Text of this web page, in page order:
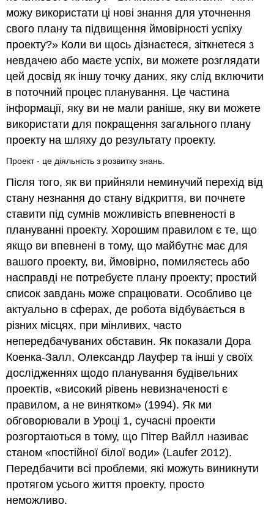
можу використати ці нові знання для уточнення
свого плану та підвищення ймовірності успіху
проекту?» Коли ви щось дізнаєтеся, зіткнетеся з
невдачею або маєте успіх, ви можете розглядати
цей досвід як іншу точку даних, яку слід включити
в поточний процес планування. Це частина
інформації, яку ви не мали раніше, яку ви можете
використати для покращення загального плану
проекту на шляху до результату проекту.
Проект - це діяльність з розвитку знань.
Після того, як ви прийняли неминучий перехід від
стану незнання до стану відкриття, ви почнете
ставити під сумнів можливість впевненості в
плануванні проекту. Хорошим правилом є те, що
якщо ви впевнені в тому, що майбутнє має для
вашого проекту, ви, ймовірно, помиляєтесь або
насправді не потребуєте плану проекту; простий
список завдань може спрацювати. Особливо це
актуально в сферах, де робота відбувається в
різних місцях, при мінливих, часто
непередбачуваних обставин. Як показали Дора
Коенка-Залл, Олександр Лауфер та інші у своїх
дослідженнях щодо планування будівельних
проектів, «високий рівень невизначеності є
правилом, а не винятком» (1994). Як ми
обговорювали в Уроці 1, сучасні проекти
розгортаються в тому, що Пітер Вайлл називає
станом «постійної білої води» (Laufer 2012).
Передбачити всі проблеми, які можуть виникнути
протягом усього життя проекту, просто
неможливо.